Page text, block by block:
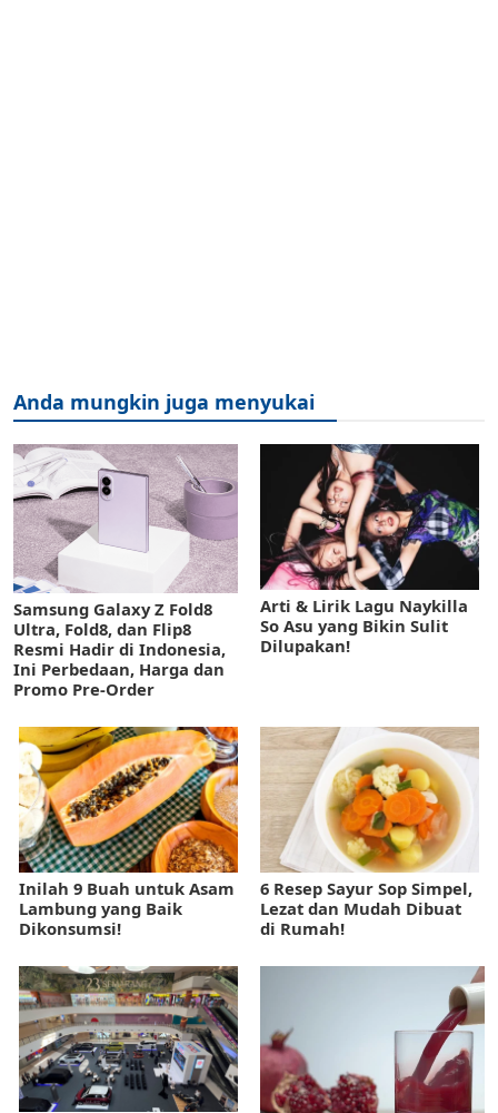
Anda mungkin juga menyukai
Samsung Galaxy Z Fold8
Ultra, Fold8, dan Flip8
Resmi Hadir di Indonesia,
Ini Perbedaan, Harga dan
Promo Pre-Order
Arti & Lirik Lagu Naykilla
So Asu yang Bikin Sulit
Dilupakan!
Inilah 9 Buah untuk Asam
Lambung yang Baik
Dikonsumsi!
6 Resep Sayur Sop Simpel,
Lezat dan Mudah Dibuat
di Rumah!